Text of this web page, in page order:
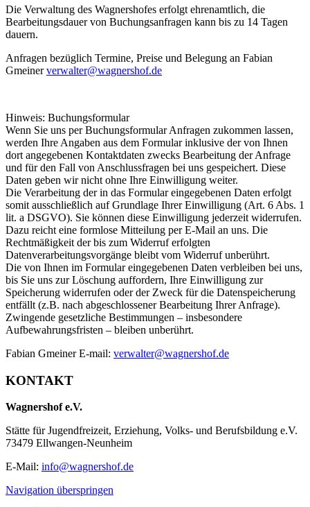
Die Verwaltung des Wagnershofes erfolgt ehrenamtlich, die
Bearbeitungsdauer von Buchungsanfragen kann bis zu 14 Tagen
dauern.
Anfragen bezüglich Termine, Preise und Belegung an Fabian
Gmeinerverwalter@wagnershof.de
Hinweis: Buchungsformular
Wenn Sie uns per Buchungsformular Anfragen zukommen lassen,
werden Ihre Angaben aus dem Formular inklusive der von Ihnen
dort angegebenen Kontaktdaten zwecks Bearbeitung der Anfrage
und für den Fall von Anschlussfragen bei uns gespeichert. Diese
Daten geben wir nicht ohne Ihre Einwilligung weiter.
Die Verarbeitung der in das Formular eingegebenen Daten erfolgt
somit ausschließlich auf Grundlage Ihrer Einwilligung (Art. 6 Abs. 1
lit. a DSGVO). Sie können diese Einwilligung jederzeit widerrufen.
Dazu reicht eine formlose Mitteilung per E-Mail an uns. Die
Rechtmäßigkeit der bis zum Widerruf erfolgten
Datenverarbeitungsvorgänge bleibt vom Widerruf unberührt.
Die von Ihnen im Formular eingegebenen Daten verbleiben bei uns,
bis Sie uns zur Löschung auffordern, Ihre Einwilligung zur
Speicherung widerrufen oder der Zweck für die Datenspeicherung
entfällt (z.B. nach abgeschlossener Bearbeitung Ihrer Anfrage).
Zwingende gesetzliche Bestimmungen – insbesondere
Aufbewahrungsfristen – bleiben unberührt.
Fabian Gmeiner E-mail: verwalter@wagnershof.de
KONTAKT
Wagnershof e.V.
Stätte für Jugendfreizeit, Erziehung, Volks- und Berufsbildung e.V.
73479 Ellwangen-Neunheim
E-Mail: info@wagnershof.de
Navigation überspringen